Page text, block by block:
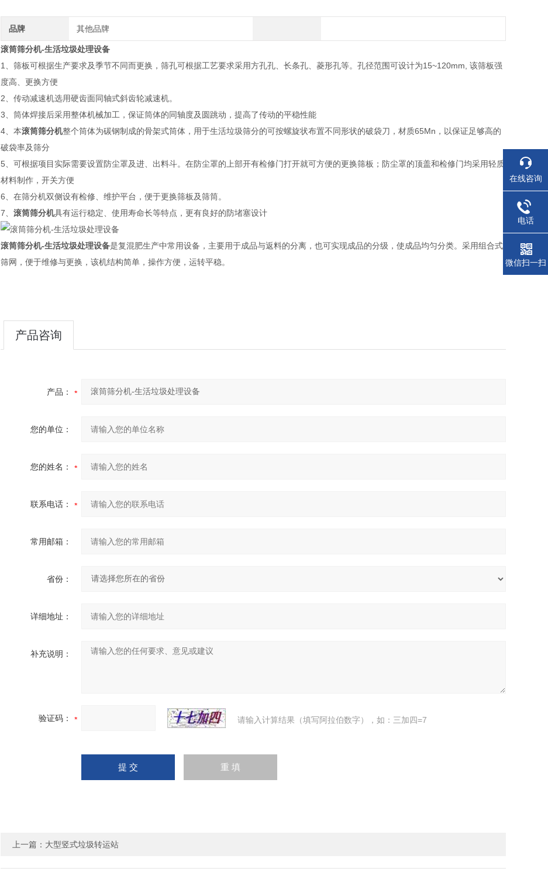
品牌 其他品牌
滚筒筛分机-生活垃圾处理设备
1、筛板可根据生产要求及季节不同而更换，筛孔可根据工艺要求采用方孔孔、长条孔、菱形孔等。孔径范围可设计为15~120mm, 该筛板强
度高、更换方便
2、传动减速机选用硬齿面同轴式斜齿轮减速机。
3、筒体焊接后采用整体机械加工，保证筒体的同轴度及圆跳动，提高了传动的平稳性能
4、本滚筒筛分机整个筒体为碳钢制成的骨架式筒体，用于生活垃圾筛分的可按螺旋状布置不同形状的破袋刀，材质65Mn，以保证足够高的
破袋率及筛分
5、可根据项目实际需要设置防尘罩及进、出料斗。在防尘罩的上部开有检修门打开就可方便的更换筛板；防尘罩的顶盖和检修门均采用轻质
材料制作，开关方便
6、在筛分机双侧设有检修、维护平台，便于更换筛板及筛筒。
7、 滚筒筛分机具有运行稳定、使用寿命长等特点，更有良好的防堵塞设计
滚筒筛分机-生活垃圾处理设备是复混肥生产中常用设备，主要用于成品与返料的分离，也可实现成品的分级，使成品均匀分类。采用组合式
筛网，便于维修与更换，该机结构简单，操作方便，运转平稳。
产品咨询
产品：
您的单位：
您的姓名：
联系电话：
常用邮箱：
省份：
详细地址：
补充说明：
验证码： 请输入计算结果（填写阿拉伯数字），如：三加四=7
上一篇： 大型竖式垃圾转运站
在线咨询
电话
微信扫一扫